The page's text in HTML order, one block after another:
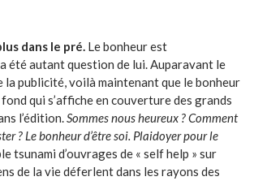
dans le pré. Le bonheur est
été autant question de lui. Auparavant le
la publicité, voilà maintenant que le bonheur
qui s’affiche en couverture des grands
l’édition.Sommes nous heureux ? Comment
? Le bonheur d’être soi. Plaidoyer pour le
tsunami d’ouvrages de « self help » sur
de la vie déferlent dans les rayons des